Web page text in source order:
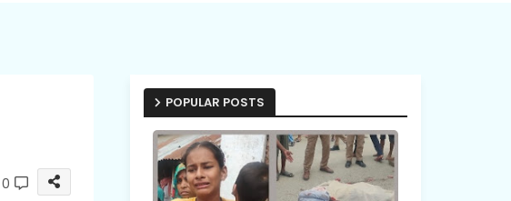
0
POPULAR POSTS